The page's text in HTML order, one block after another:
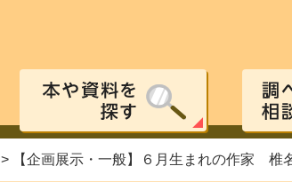
> 【企画展示・一般】６月生まれの作家 椎